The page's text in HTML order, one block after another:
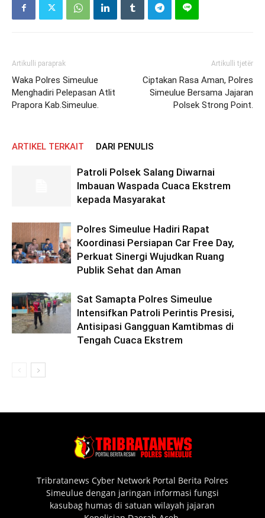
Artikulli paraprak
Waka Polres Simeulue
Menghadiri Pelepasan Atlit
Prapora Kab.Simeulue.
Artikulli tjetër
Ciptakan Rasa Aman, Polres
Simeulue Bersama Jajaran
Polsek Strong Point.
ARTIKEL TERKAIT DARI PENULIS
Patroli Polsek Salang Diwarnai
Imbauan Waspada Cuaca Ekstrem
kepada Masyarakat
Polres Simeulue Hadiri Rapat
Koordinasi Persiapan Car Free Day,
Perkuat Sinergi Wujudkan Ruang
Publik Sehat dan Aman
Sat Samapta Polres Simeulue
Intensifkan Patroli Perintis Presisi,
Antisipasi Gangguan Kamtibmas di
Tengah Cuaca Ekstrem
Tribratanews Cyber Network Portal Berita Polres
Simeulue dengan jaringan informasi fungsi
kasubag humas di satuan wilayah jajaran